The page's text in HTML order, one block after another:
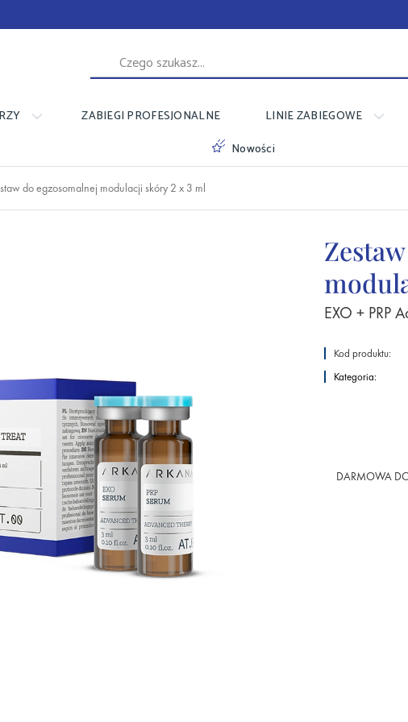
ZABIEGI PROFESJONALNE
LINIE ZABIEGOWE
Nowości
do egzosomalnej modulacji skóry 2 x 3 ml
EXO + PRP
Kod produktu:
Kategoria:
DARMOWA